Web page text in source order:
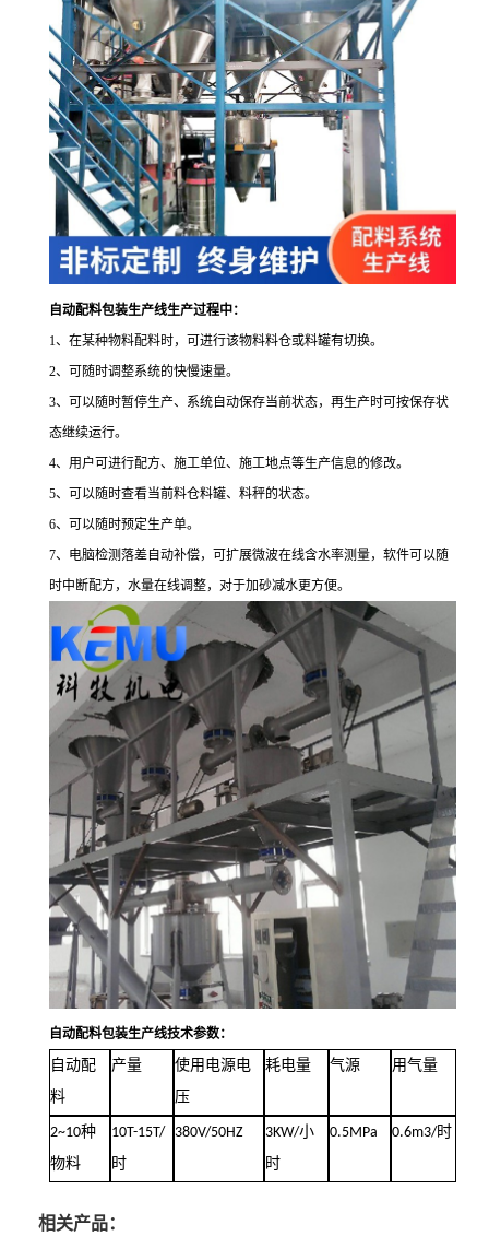
自动配料包装生产线生产过程中：
1、 在某种物料配料时，可进行该物料料仓或料罐有切换。
2、 可随时调整系统的快慢速量。
3、 可以随时暂停生产、系统自动保存当前状态，再生产时可按保存状
态继续运行。
4、 用户可进行配方、施工单位、施工地点等生产信息的修改。
5、 可以随时查看当前料仓料罐、料秤的状态。
6、 可以随时预定生产单。
7、 电脑检测落差自动补偿，可扩展微波在线含水率测量，软件可以随
时中断配方，水量在线调整，对于加砂减水更方便。
自动配料包装生产线技术参数：
自动配
料
产量
使用电源电
压
耗电量 气源 用气量
2~10种
物料
10T-15T/
时
380V/50HZ 3KW/小
时
0.5MPa 0.6m3/时
相关产品：